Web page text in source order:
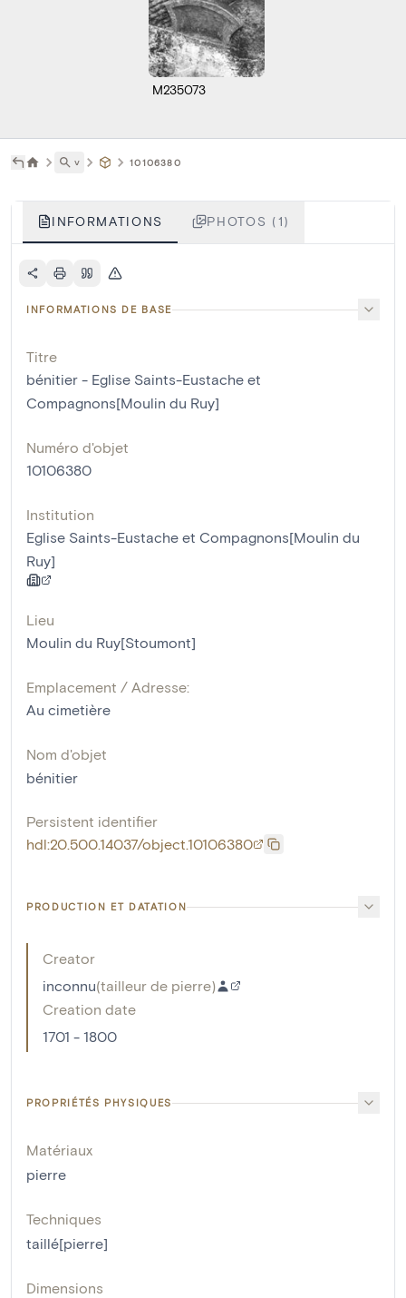
M235073
˅ 10106380
INFORMATIONS PHOTOS (1)
INFORMATIONS DE BASE
Titre
bénitier - Eglise Saints-Eustache et
Compagnons[Moulin du Ruy]
Numéro d'objet
10106380
Institution
Eglise Saints-Eustache et Compagnons[Moulin du
Ruy]
Lieu
Moulin du Ruy[Stoumont]
Emplacement / Adresse:
Au cimetière
Nom d'objet
bénitier
Persistent identifier
hdl:20.500.14037/object.10106380
PRODUCTION ET DATATION
Creator
inconnu(tailleur de pierre)
Creation date
1701 - 1800
PROPRIÉTÉS PHYSIQUES
Matériaux
pierre
Techniques
taillé[pierre]
Dimensions